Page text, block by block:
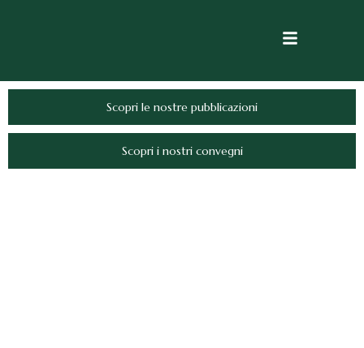
Scopri le nostre pubblicazioni
Scopri i nostri convegni